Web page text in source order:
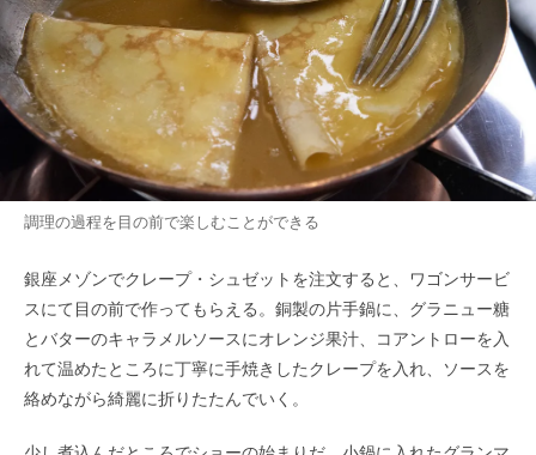
調理の過程を目の前で楽しむことができる
銀座メゾンでクレープ・シュゼットを注文すると、ワゴンサービ
スにて目の前で作ってもらえる。銅製の片手鍋に、グラニュー糖
とバターのキャラメルソースにオレンジ果汁、コアントローを入
れて温めたところに丁寧に手焼きしたクレープを入れ、ソースを
絡めながら綺麗に折りたたんでいく。